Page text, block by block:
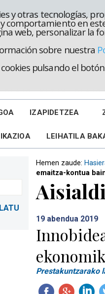
y otras tecnologías,
comportamiento en
web, personalizar la
sobre nuestra
pulsando el
IZAPIDETZEA
LEIHATILA
Hemen zaude:
emaitza-kontua
19 abendua 2019
Prestakuntzarako